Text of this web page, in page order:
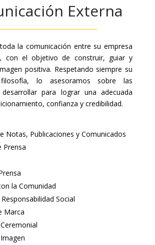
Externa
la comunicación entre su empresa
con el objetivo de construir, guiar y
positiva. Respetando siempre su
lo asesoramos sobre las
para lograr una adecuada
confianza y credibilidad.
Notas, Publicaciones y Comunicados
Prensa
la Comunidad
Social
Marca